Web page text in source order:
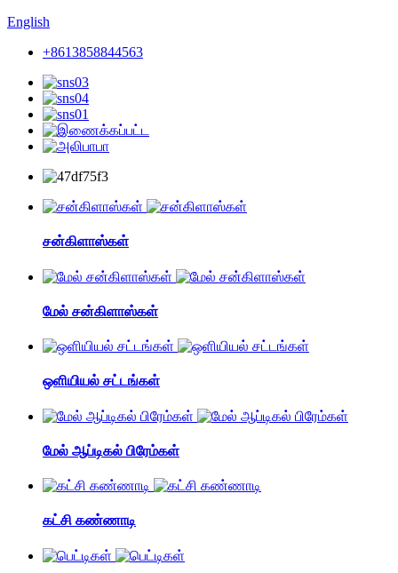
English
+8613858844563
சன்கிளாஸ்கள்
மேல் சன்கிளாஸ்கள்
ஒளியியல் சட்டங்கள்
மேல் ஆப்டிகல் பிரேம்கள்
கட்சி கண்ணாடி